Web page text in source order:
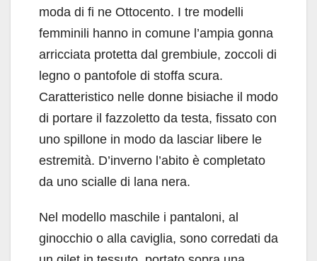
moda di fi ne Ottocento. I tre modelli
femminili hanno in comune l’ampia gonna
arricciata protetta dal grembiule, zoccoli di
legno o pantofole di stoffa scura.
Caratteristico nelle donne bisiache il modo
di portare il fazzoletto da testa, fissato con
uno spillone in modo da lasciar libere le
estremità. D’inverno l’abito è completato
da uno scialle di lana nera.
Nel modello maschile i pantaloni, al
ginocchio o alla caviglia, sono corredati da